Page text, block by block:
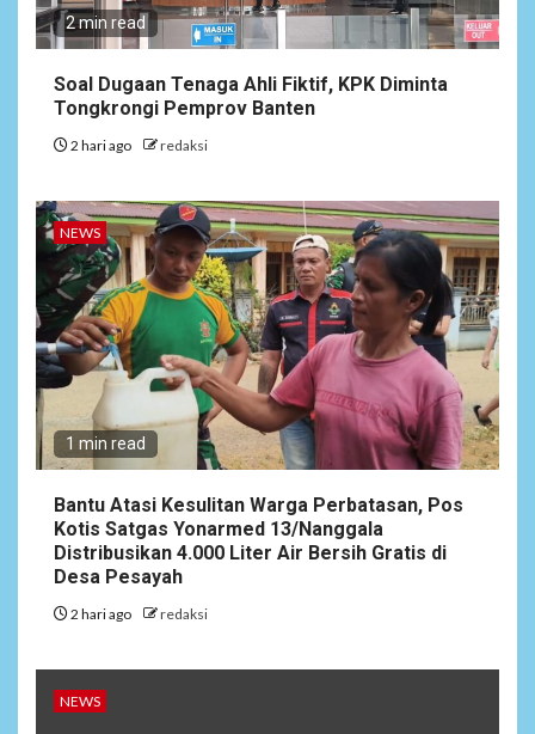
2 min read
Soal Dugaan Tenaga Ahli Fiktif, KPK Diminta
Tongkrongi Pemprov Banten
2 hari ago redaksi
NEWS
1 min read
Bantu Atasi Kesulitan Warga Perbatasan, Pos
Kotis Satgas Yonarmed 13/Nanggala
Distribusikan 4.000 Liter Air Bersih Gratis di
Desa Pesayah
2 hari ago redaksi
NEWS